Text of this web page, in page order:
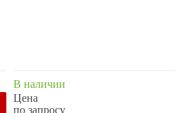
В наличии
Цена
по запросу